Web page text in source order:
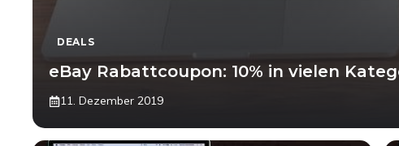
DEALS
eBay Rabattcoupon: 10% in vielen
11. Dezember 2019